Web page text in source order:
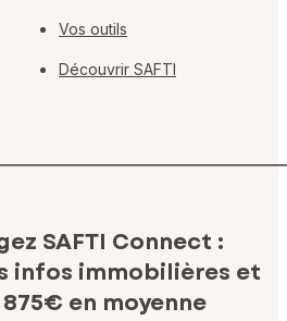
Vos outils
Découvrir SAFTI
SAFTI Connect :
infos immobilières et
en moyenne